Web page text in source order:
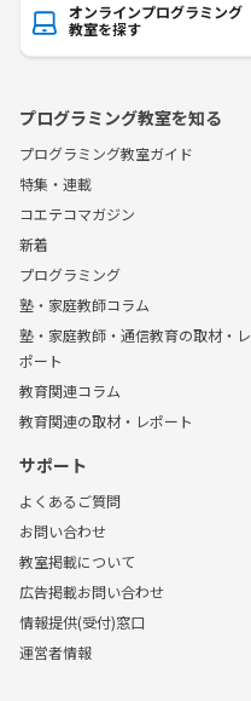
オンラインプログラミング
教室を探す
プログラミング教室を知る
プログラミング教室ガイド
特集・連載
コエテコマガジン
新着
プログラミング
塾・家庭教師コラム
塾・家庭教師・通信教育の取材・レ
ポート
教育関連コラム
教育関連の取材・レポート
サポート
よくあるご質問
お問い合わせ
教室掲載について
広告掲載お問い合わせ
情報提供(受付)窓口
運営者情報